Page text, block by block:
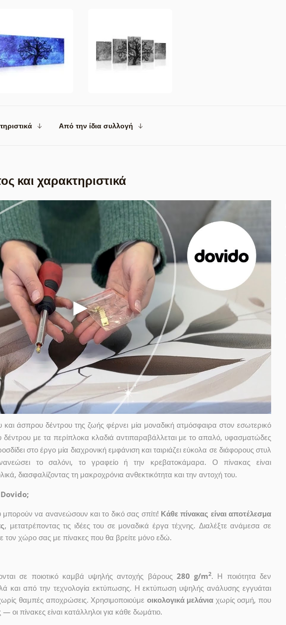
Από την ίδια συλλογή
και χαρακτηριστικά
άσπρου δέντρου της ζωής φέρνει μία μοναδική ατμόσφαιρα στον εσωτερικό
με τα περίπλοκα κλαδιά αντιπαραβάλλεται με το απαλό, υφασματώδες
στο έργο μία διαχρονική εμφάνιση και ταιριάζει εύκολα σε διάφορους στυλ
το σαλόνι, το γραφείο ή την κρεβατοκάμαρα. Ο πίνακας είναι
διασφαλίζοντας τη μακροχρόνια ανθεκτικότητα και την αντοχή του.
Dovido;
να ανανεώσουν και το δικό σας σπίτι! Κάθε πίνακας είναι αποτέλεσμα
, μετατρέποντας τις ιδέες του σε μοναδικά έργα τέχνης. Διαλέξτε ανάμεσα σε
τον χώρο σας με πίνακες που θα βρείτε μόνο εδώ.
σε ποιοτικό καμβά υψηλής αντοχής βάρους 280 g/m2. Η ποιότητα δεν
και από την τεχνολογία εκτύπωσης. Η εκτύπωση υψηλής ανάλυσης εγγυάται
θαμπές αποχρώσεις. Χρησιμοποιούμε οικολογικά μελάνια χωρίς οσμή, που
οι πίνακες είναι κατάλληλοι για κάθε δωμάτιο.